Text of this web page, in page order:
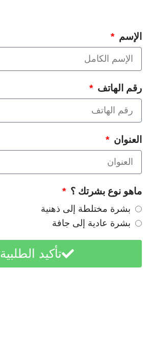
الإسم
رقم الهاتف
العنوان
ماهو نوع بشرتك ؟
بشرة مختلطة إلى ذهنية
بشرة عادية إلى جافة
تأكيد الطلبية